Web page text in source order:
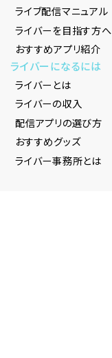
ライブ配信マニュアル
ライバーを目指す方へ
おすすめアプリ紹介
ライバーになるには
ライバーとは
ライバーの収入
配信アプリの選び方
おすすめグッズ
ライバー事務所とは